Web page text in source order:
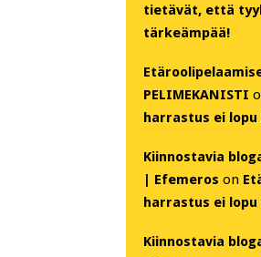
tietävät, että
tärkeämpää!
PELIMEKANISTI
harrastus ei
Kiinnostavia
| Efemeros on
harrastus ei
Kiinnostavia